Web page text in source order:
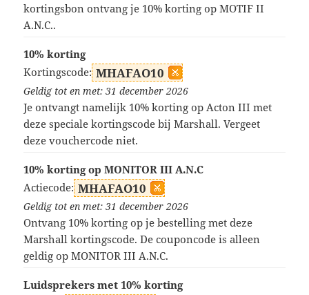
kortingsbon ontvang je 10% korting op MOTIF II
A.N.C..
10% korting
Kortingscode: MHAFAO10
Geldig tot en met: 31 december 2026
Je ontvangt namelijk 10% korting op Acton III met
deze speciale kortingscode bij Marshall. Vergeet
deze vouchercode niet.
10% korting op MONITOR III A.N.C
Actiecode: MHAFAO10
Geldig tot en met: 31 december 2026
Ontvang 10% korting op je bestelling met deze
Marshall kortingscode. De couponcode is alleen
geldig op MONITOR III A.N.C.
Luidsprekers met 10% korting